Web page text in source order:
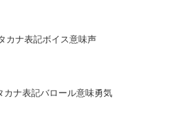
カナ表記ボイス意味声
カナ表記バロール意味勇気